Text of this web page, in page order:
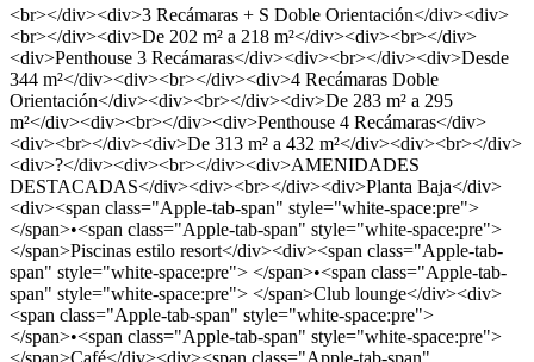
<br></div><div>3 Recámaras + S Doble Orientación</div><div>
<br></div><div>De 202 m² a 218 m²</div><div><br></div>
<div>Penthouse 3 Recámaras</div><div><br></div><div>Desde
344 m²</div><div><br></div><div>4 Recámaras Doble
Orientación</div><div><br></div><div>De 283 m² a 295
m²</div><div><br></div><div>Penthouse 4 Recámaras</div>
<div><br></div><div>De 313 m² a 432 m²</div><div><br></div>
<div>?</div><div><br></div><div>AMENIDADES
DESTACADAS</div><div><br></div><div>Planta Baja</div>
<div><span class="Apple-tab-span" style="white-space:pre">
</span>•<span class="Apple-tab-span" style="white-space:pre">
</span>Piscinas estilo resort</div><div><span class="Apple-tab-
span" style="white-space:pre"> </span>•<span class="Apple-tab-
span" style="white-space:pre"> </span>Club lounge</div><div>
<span class="Apple-tab-span" style="white-space:pre">
</span>•<span class="Apple-tab-span" style="white-space:pre">
</span>Café</div><div><span class="Apple-tab-span"